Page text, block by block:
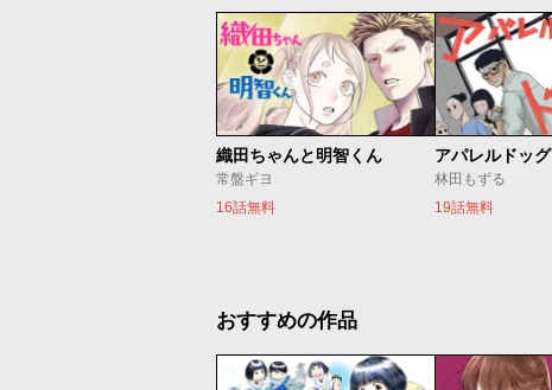
織田ちゃんと明智くん
常盤ギヨ
16話無料
アパレルドッグ
林田もずる
19話無料
おすすめの作品